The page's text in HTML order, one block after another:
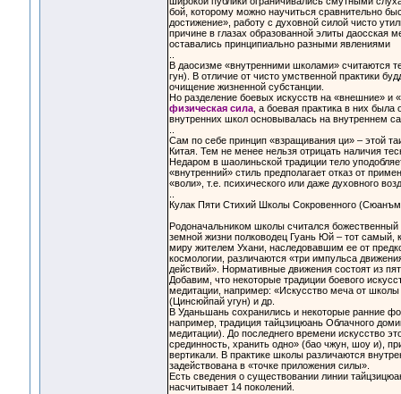
бой, которому можно научиться сравнительно
достижение», работу с духовной силой чисто
причине в глазах образованной элиты даосская
оставались принципиально разными явлениями
В даосизме «внутренними школами» считаются
гун). В отличие от чисто умственной практики
очищение жизненной субстанции.
Но разделение боевых искусств на «внешние» и
физическая сила, а боевая практика в них
внутренних школ основывалась на внутреннем
Сам по себе принцип «взращивания ци» – этой
Китая. Тем не менее нельзя отрицать наличия
Недаром в шаолиньской традиции тело
«внутренний» стиль предполагает отказ от
«воли», т.е. психического или даже духовного
Кулак Пяти Стихий Школы Сокровенного
Родоначальником школы считался
земной жизни полководец Гуань Юй – тот
миру жителем Ухани, наследовавшим ее от
космологии, различаются «три импульса
действий». Нормативные движения состоят из
Добавим, что некоторые традиции боевого
медитации, например: «Искусство меча от
(Цинсюйпай угун) и др.
В Уданьшань сохранились и некоторые ранние
например, традиция тайцзицюань Облачного
медитации). До последнего времени искусство
срединность, хранить одно» (бао чжун, шоу и),
вертикали. В практике школы различаются
задействована в «точке приложения силы».
Есть сведения о существовании линии
насчитывает 14 поколений.